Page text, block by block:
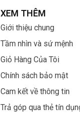
XEM THÊM
Giới thiệu chung
Tầm nhìn và sứ mệnh
Giỏ Hàng Của Tôi
Chính sách bảo mật
Cam kết về thông tin
Trả góp qua thẻ tín